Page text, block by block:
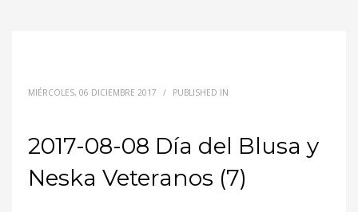
MIÉRCOLES, 06 DICIEMBRE 2017 / PUBLISHED IN
2017-08-08 Día del Blusa y
Neska Veteranos (7)